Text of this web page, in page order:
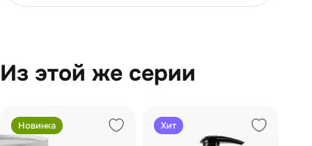
Из этой же серии
Новинка Хит